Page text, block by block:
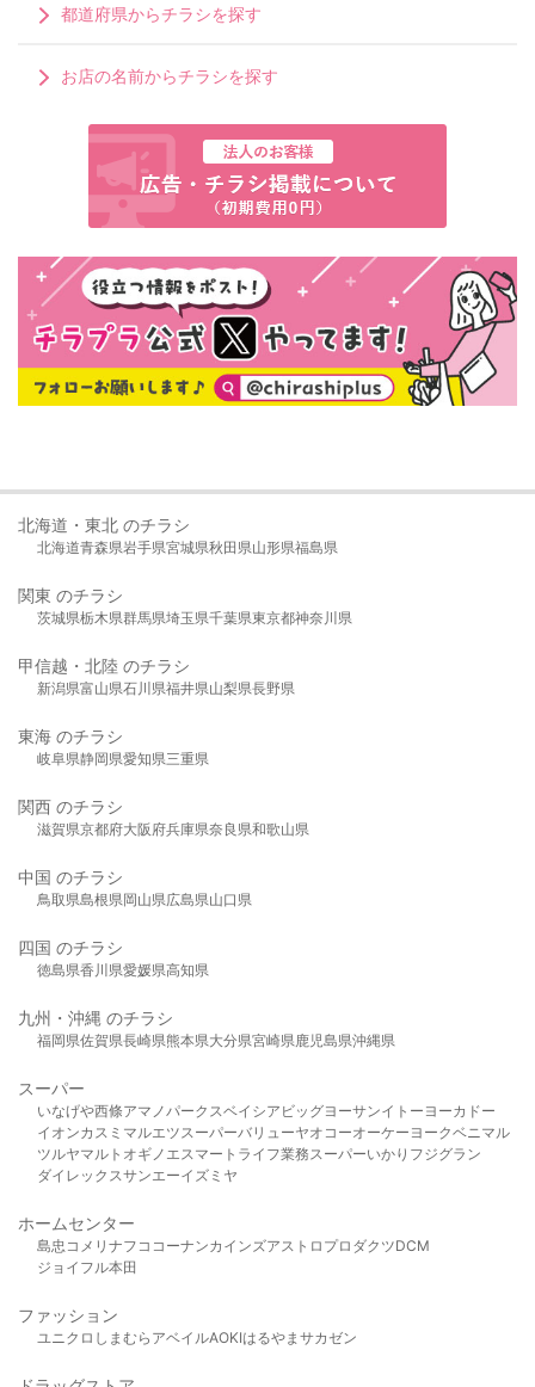
都道府県からチラシを探す
お店の名前からチラシを探す
北海道・東北 のチラシ
北海道青森県岩手県宮城県秋田県山形県福島県
関東 のチラシ
茨城県栃木県群馬県埼玉県千葉県東京都神奈川県
甲信越・北陸 のチラシ
新潟県富山県石川県福井県山梨県長野県
東海 のチラシ
岐阜県静岡県愛知県三重県
関西 のチラシ
滋賀県京都府大阪府兵庫県奈良県和歌山県
中国 のチラシ
鳥取県島根県岡山県広島県山口県
四国 のチラシ
徳島県香川県愛媛県高知県
九州・沖縄 のチラシ
福岡県佐賀県長崎県熊本県大分県宮崎県鹿児島県沖縄県
スーパー
いなげや西條アマノパークスベイシア ビッグヨーサンイトーヨーカドー
イオンカスミ マルエツスーパーバリューヤオコーオーケー ヨークベニマル
ツルヤマルト オギノ エスマート ライフ業務スーパーいかり フジグラン
ダイレックスサンエーイズミヤ
ホームセンター
島忠 コメリ ナフコ コーナンカインズアストロプロダクツDCM
ジョイフル本田
ファッション
ユニクロ しまむら アベイルAOKIはるやま サカゼン